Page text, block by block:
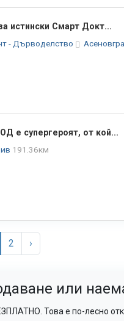
истински Смарт Докт...
- Дърводелство
е супергероят, от кой...
191.36км
2 ›
или
Това е по-лесно